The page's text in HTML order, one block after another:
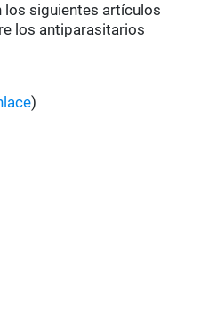
los siguientes artículos
los antiparasitarios
)